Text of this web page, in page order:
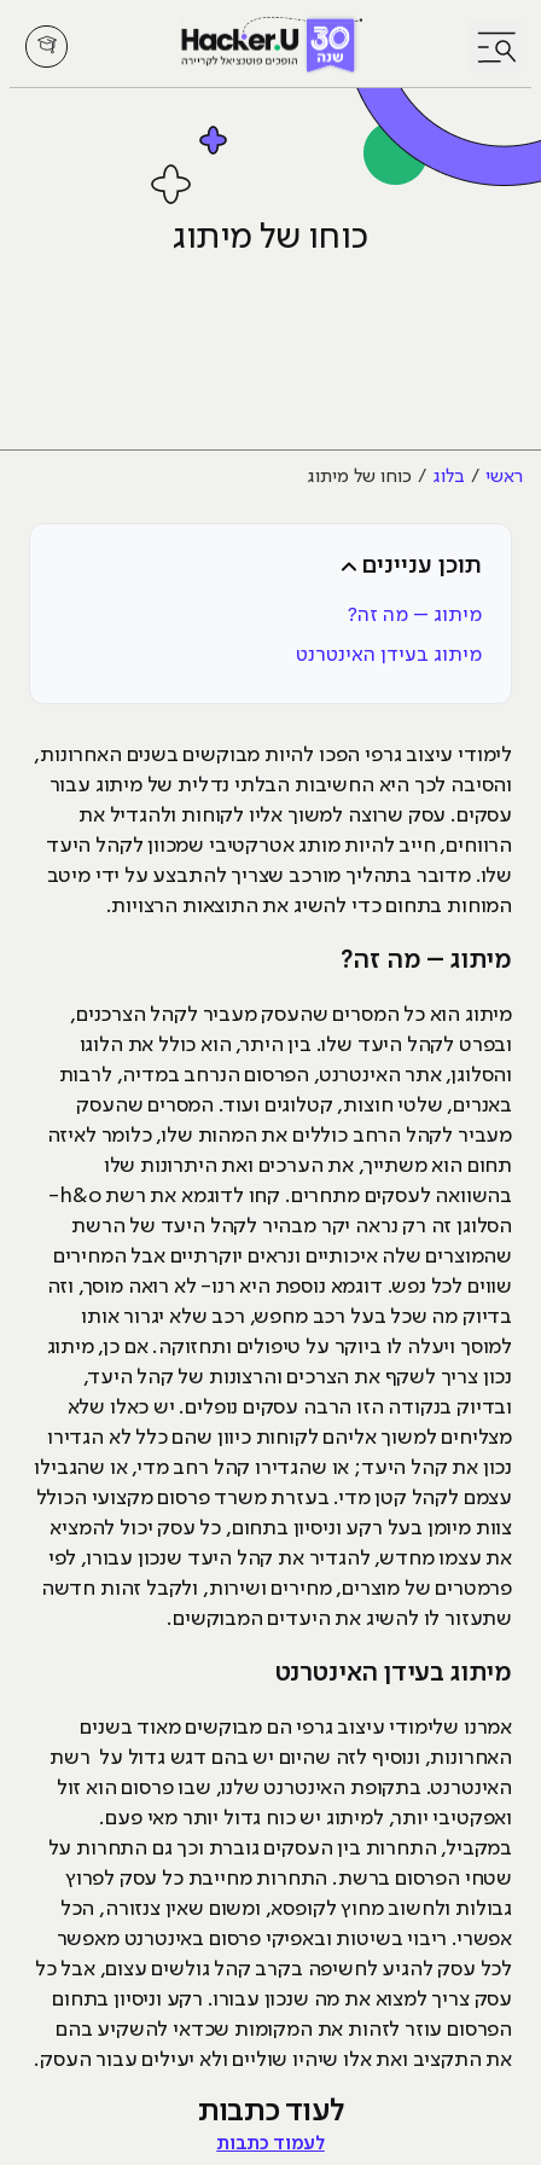
לחץ לפתיחת/סגירת תפריט
כוחו של מיתוג
ראשי בלוג כוחו של מיתוג
תוכן עניינים
מיתוג – מה זה?
מיתוג בעידן האינטרנט
לימודי עיצוב גרפי הפכו להיות מבוקשים בשנים האחרונות,
והסיבה לכך היא החשיבות הבלתי נדלית של מיתוג עבור
עסקים. עסק שרוצה למשוך אליו לקוחות ולהגדיל את
הרווחים, חייב להיות מותג אטרקטיבי שמכוון לקהל היעד
שלו. מדובר בתהליך מורכב שצריך להתבצע על ידי מיטב
המוחות בתחום כדי להשיג את התוצאות הרצויות.
מיתוג – מה זה?
מיתוג הוא כל המסרים שהעסק מעביר לקהל הצרכנים,
ובפרט לקהל היעד שלו. בין היתר, הוא כולל את הלוגו
והסלוגן, אתר האינטרנט, הפרסום הנרחב במדיה, לרבות
באנרים, שלטי חוצות, קטלוגים ועוד. המסרים שהעסק
מעביר לקהל הרחב כוללים את המהות שלו, כלומר לאיזה
תחום הוא משתייך, את הערכים ואת היתרונות שלו
בהשוואה לעסקים מתחרים. קחו לדוגמא את רשת h&o-
הסלוגן זה רק נראה יקר מבהיר לקהל היעד של הרשת
שהמוצרים שלה איכותיים ונראים יוקרתיים אבל המחירים
שווים לכל נפש. דוגמא נוספת היא רנו- לא רואה מוסך, וזה
בדיוק מה שכל בעל רכב מחפש, רכב שלא יגרור אותו
למוסך ויעלה לו ביוקר על טיפולים ותחזוקה. אם כן, מיתוג
נכון צריך לשקף את הצרכים והרצונות של קהל היעד,
ובדיוק בנקודה הזו הרבה עסקים נופלים. יש כאלו שלא
מצליחים למשוך אליהם לקוחות כיוון שהם כלל לא הגדירו
נכון את קהל היעד; או שהגדירו קהל רחב מדי, או שהגבילו
עצמם לקהל קטן מדי. בעזרת משרד פרסום מקצועי הכולל
צוות מיומן בעל רקע וניסיון בתחום, כל עסק יכול להמציא
את עצמו מחדש, להגדיר את קהל היעד שנכון עבורו, לפי
פרמטרים של מוצרים, מחירים ושירות, ולקבל זהות חדשה
שתעזור לו להשיג את היעדים המבוקשים.
מיתוג בעידן האינטרנט
אמרנו שלימודי עיצוב גרפי הם מבוקשים מאוד בשנים
האחרונות, ונוסיף לזה שהיום יש בהם דגש גדול על רשת
האינטרנט. בתקופת האינטרנט שלנו, שבו פרסום הוא זול
ואפקטיבי יותר, למיתוג יש כוח גדול יותר מאי פעם.
במקביל, התחרות בין העסקים גוברת וכך גם התחרות על
שטחי הפרסום ברשת. התחרות מחייבת כל עסק לפרוץ
גבולות ולחשוב מחוץ לקופסא, ומשום שאין צנזורה, הכל
אפשרי. ריבוי בשיטות ובאפיקי פרסום באינטרנט מאפשר
לכל עסק להגיע לחשיפה בקרב קהל גולשים עצום, אבל כל
עסק צריך למצוא את מה שנכון עבורו. רקע וניסיון בתחום
הפרסום עוזר לזהות את המקומות שכדאי להשקיע בהם
את התקציב ואת אלו שיהיו שוליים ולא יעילים עבור העסק.
לעוד כתבות
לעמוד כתבות